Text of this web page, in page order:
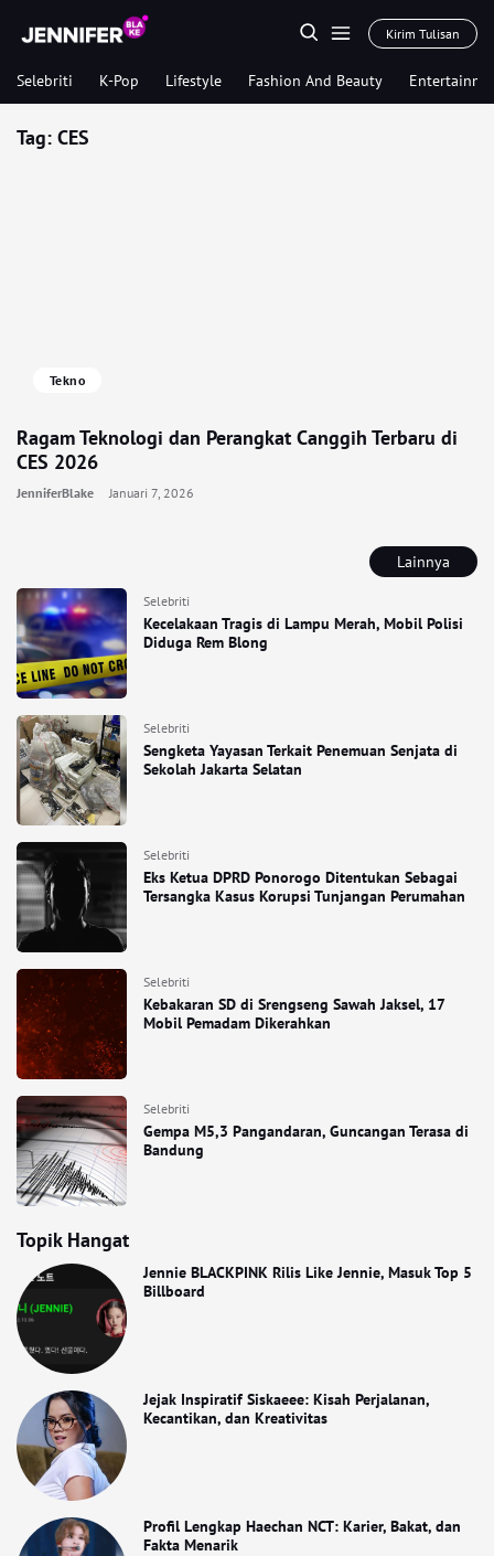
Kirim Tulisan
Selebriti K-Pop Lifestyle Fashion And Beauty
Lainnya
Selebriti
Kecelakaan Tragis di Lampu Merah, Mobil Polisi
Diduga Rem Blong
Selebriti
Sengketa Yayasan Terkait Penemuan Senjata di
Sekolah Jakarta Selatan
Selebriti
Eks Ketua DPRD Ponorogo Ditentukan Sebagai
Tersangka Kasus Korupsi Tunjangan Perumahan
Selebriti
Kebakaran SD di Srengseng Sawah Jaksel, 17
Mobil Pemadam Dikerahkan
Selebriti
Gempa M5,3 Pangandaran, Guncangan Terasa di
Bandung
Topik Hangat
Jennie BLACKPINK Rilis Like Jennie, Masuk Top 5
Billboard
Jejak Inspiratif Siskaeee: Kisah Perjalanan,
Kecantikan, dan Kreativitas
Profil Lengkap Haechan NCT: Karier, Bakat, dan
Fakta Menarik
Tag: CES
Tekno
Ragam Teknologi dan Perangkat Canggih Terbaru di
CES 2026
JenniferBlake Januari 7, 2026